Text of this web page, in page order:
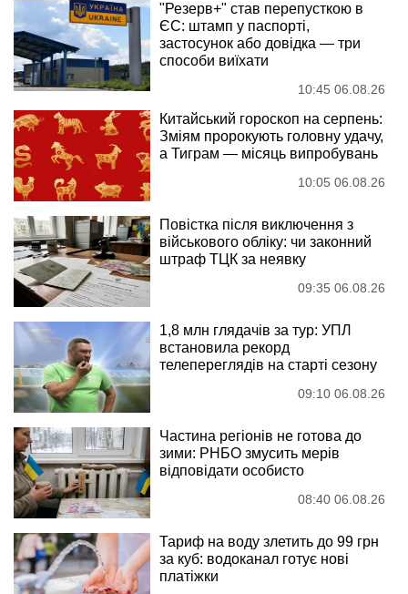
"Резерв+" став перепусткою в
ЄС: штамп у паспорті,
застосунок або довідка — три
способи виїхати
10:45 06.08.26
Китайський гороскоп на серпень:
Зміям пророкують головну удачу,
а Тиграм — місяць випробувань
10:05 06.08.26
Повістка після виключення з
військового обліку: чи законний
штраф ТЦК за неявку
09:35 06.08.26
1,8 млн глядачів за тур: УПЛ
встановила рекорд
телепереглядів на старті сезону
09:10 06.08.26
Частина регіонів не готова до
зими: РНБО змусить мерів
відповідати особисто
08:40 06.08.26
Тариф на воду злетить до 99 грн
за куб: водоканал готує нові
платіжки